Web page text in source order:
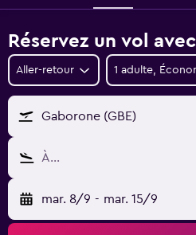
Réservez un vol
Aller-retour 1 adulte,
Gaborone (GBE)
À…
mar. 8/9 - mar. 15/9